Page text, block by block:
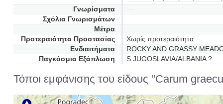
Γνωρίσματα
Σχόλια Γνωρισμάτων
Μέτρα
Προτεραιότητα Προστασίας
Χωρίς προτεραιότητα
Ενδιαιτήματα
ROCKY AND GRASSY
Παγκόσμια Εξάπλωση
S.JUGOSLAVIA/ALBANIA ?
Τόποι εμφάνισης του είδους "Carum